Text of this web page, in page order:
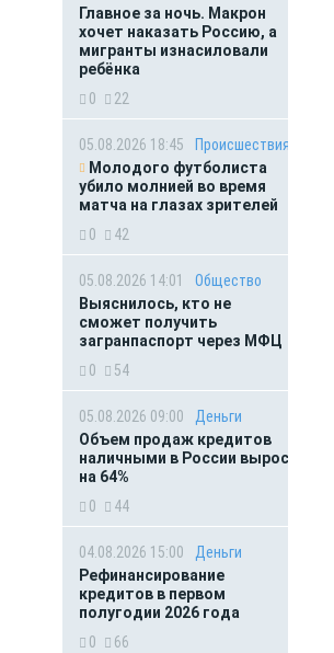
Главное за ночь. Макрон
хочет наказать Россию, а
мигранты изнасиловали
ребёнка
0
22
05.08.2026 18:45
Происшествия
Молодого футболиста
убило молнией во время
матча на глазах зрителей
0
42
05.08.2026 14:01
Общество
Выяснилось, кто не
сможет получить
загранпаспорт через МФЦ
0
54
05.08.2026 09:00
Деньги
Объем продаж кредитов
наличными в России вырос
на 64%
0
44
04.08.2026 15:00
Деньги
Рефинансирование
кредитов в первом
полугодии 2026 года
0
66